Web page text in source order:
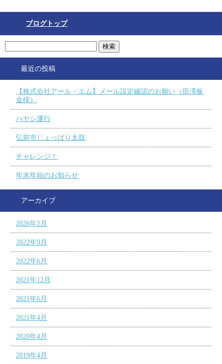
ブログトップ
最近の投稿
【株式会社アール・エム】メール設定確認のお願い（田澤板
金様）
ハヤシ運行
弘前市じょっぱり太鼓
チャレンジ！
年末年始のお知らせ
アーカイブ
2026年2月
2022年9月
2022年6月
2021年12月
2021年6月
2021年4月
2020年4月
2019年4月